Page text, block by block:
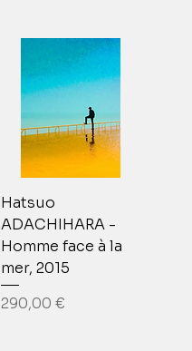
Hatsuo
ADACHIHARA -
Homme face à la
mer, 2015
Prix
290,00 €